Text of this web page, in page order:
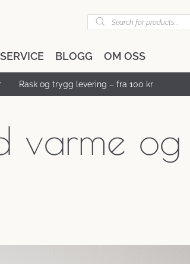
Products
search
BLOGG OM OSS
Rask og trygg levering – fra 100 kr
varme og